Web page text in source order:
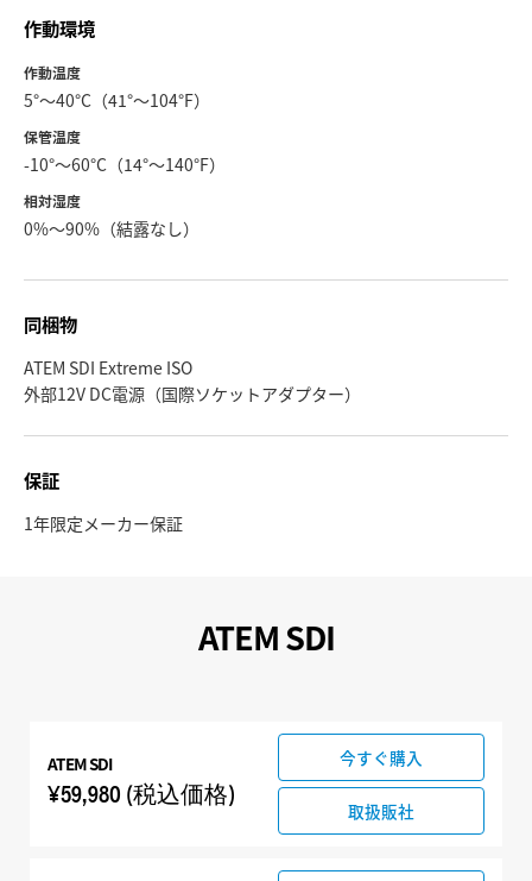
作動環境
作動温度
5°〜40°C（41°〜104°F）
保管温度
-10°〜60°C（14°〜140°F）
相対湿度
0%〜90%（結露なし）
同梱物
ATEM SDI Extreme ISO
外部12V DC電源（国際ソケットアダプター）
保証
1年限定メーカー保証
ATEM SDI
ATEM SDI
¥59,980 (税込価格)
今すぐ購入
取扱販社